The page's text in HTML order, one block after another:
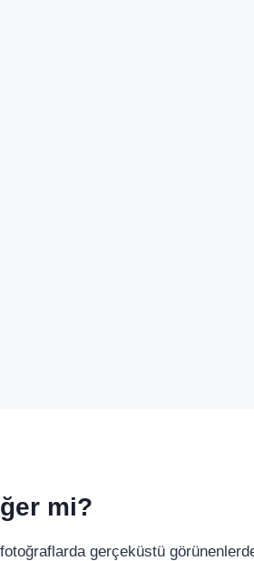
mi?
fotoğraflarda gerçeküstü